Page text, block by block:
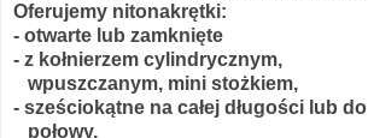
Oferujemy nitonakrętki:
- otwarte lub zamknięte
- z kołnierzem cylindrycznym,
wpuszczanym, mini stożkiem,
- sześciokątne na całej długości lub do
połowy,